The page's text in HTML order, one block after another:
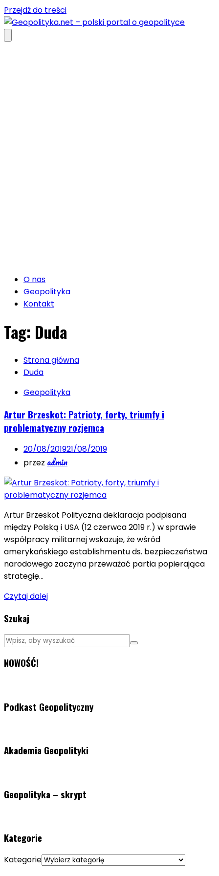
Przejdź do treści
O nas
Geopolityka
Kontakt
Tag: Duda
Strona główna
Duda
Geopolityka
Artur Brzeskot: Patrioty, forty, triumfy i
problematyczny rozjemca
20/08/201921/08/2019
przez admin
Artur Brzeskot Polityczna deklaracja podpisana
między Polską i USA (12 czerwca 2019 r.) w sprawie
współpracy militarnej wskazuje, że wśród
amerykańskiego establishmentu ds. bezpieczeństwa
narodowego zaczyna przeważać partia popierająca
strategię…
Czytaj dalej
Szukaj
NOWOŚĆ!
Podkast Geopolityczny
Akademia Geopolityki
Geopolityka – skrypt
Kategorie
Kategorie